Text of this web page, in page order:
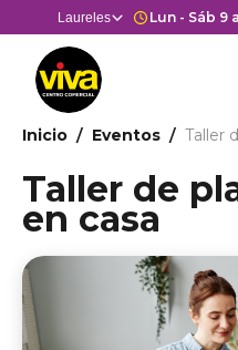
al
contenido
principal
Selector
de
centros
comerciales
Estás en:
Estás en
Laureles Horario
Lun - Sáb 9
Ruta
de
navegación
Inicio Eventos Taller
Taller de
en casa